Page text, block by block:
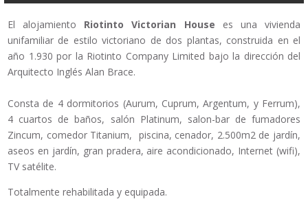
El alojamiento Riotinto Victorian House es una vivienda
unifamiliar de estilo victoriano de dos plantas, construida en el
año 1.930 por la Riotinto Company Limited bajo la dirección del
Arquitecto Inglés Alan Brace.
Consta de 4 dormitorios (Aurum, Cuprum, Argentum, y Ferrum),
4 cuartos de baños, salón Platinum, salon-bar de fumadores
Zincum, comedor Titanium, piscina, cenador, 2.500m2 de jardín,
aseos en jardín, gran pradera, aire acondicionado, Internet (wifi),
TV satélite.
Totalmente rehabilitada y equipada.